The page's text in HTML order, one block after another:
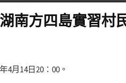
南方四島實習村
4月14日20：00。